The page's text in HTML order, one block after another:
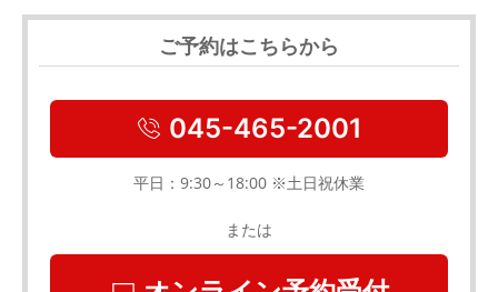
ご予約はこちらから
045-465-2001
平日：9:30～18:00 ※土日祝休業
または